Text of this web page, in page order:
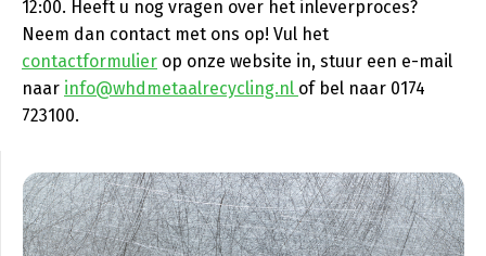
12:00. Heeft u nog vragen over het inleverproces?
Neem dan contact met ons op! Vul het
contactformulier op onze website in, stuur een e-mail
naar info@whdmetaalrecycling.nl of bel naar 0174
723100.